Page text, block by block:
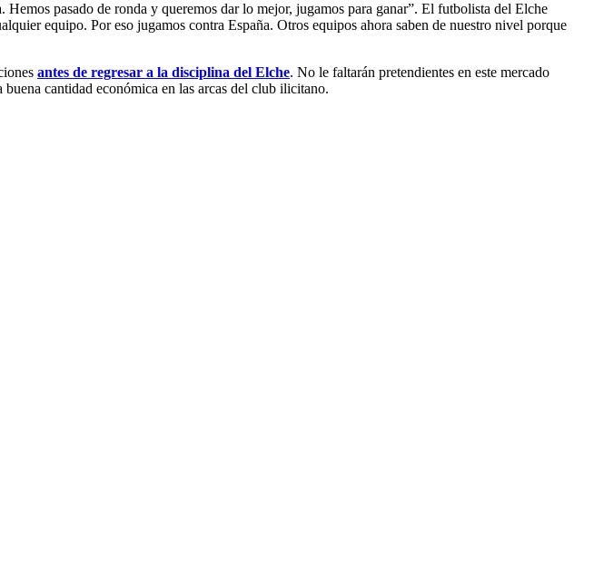
Hemos pasado de ronda y queremos dar lo mejor, jugamos para ganar”. El futbolista del Elche
equipo. Por eso jugamos contra España. Otros equipos ahora saben de nuestro nivel porque
antes de regresar a la disciplina del Elche. No le faltarán pretendientes en este mercado
cantidad económica en las arcas del club ilicitano.